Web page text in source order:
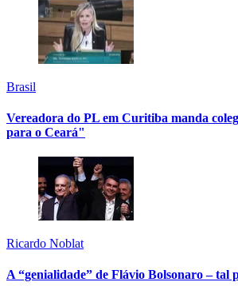
Brasil
Vereadora do PL em Curitiba manda
para o Ceará"
Ricardo Noblat
A “genialidade” de Flávio Bolsonaro – tal